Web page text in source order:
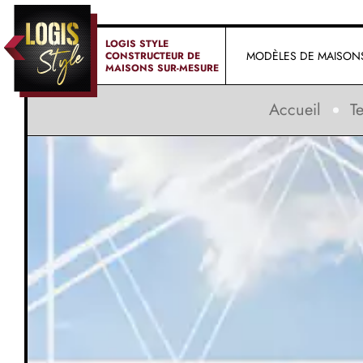
LOGIS STYLE
CONSTRUCTEUR DE
MAISONS SUR-MESURE
MODÈLES DE
Accueil